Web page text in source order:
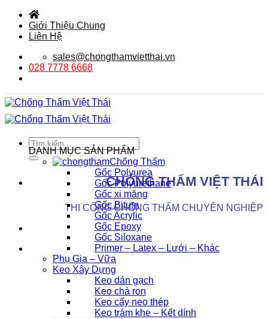
qua
Giới Thiệu Chung
Liên Hệ
sales@chongthamvietthai.vn
028 7778 6668
Tìm
kiếm:
CHỐNG THẤM VIỆT THÁI
THI CÔNG CHỐNG THẤM CHUYÊN NGHIỆP
DANH MỤC SẢN PHẨM
Chống Thấm
Gốc Polyurea
Gốc Polyurethane
Gốc xi măng
Gốc Bitum
Gốc Acrylic
Gốc Epoxy
Gốc Siloxane
Primer – Latex – Lưới – Khác
Phụ Gia – Vữa
Keo Xây Dựng
Keo dán gạch
Keo chà ron
Keo cấy neo thép
Keo trám khe – Kết dính